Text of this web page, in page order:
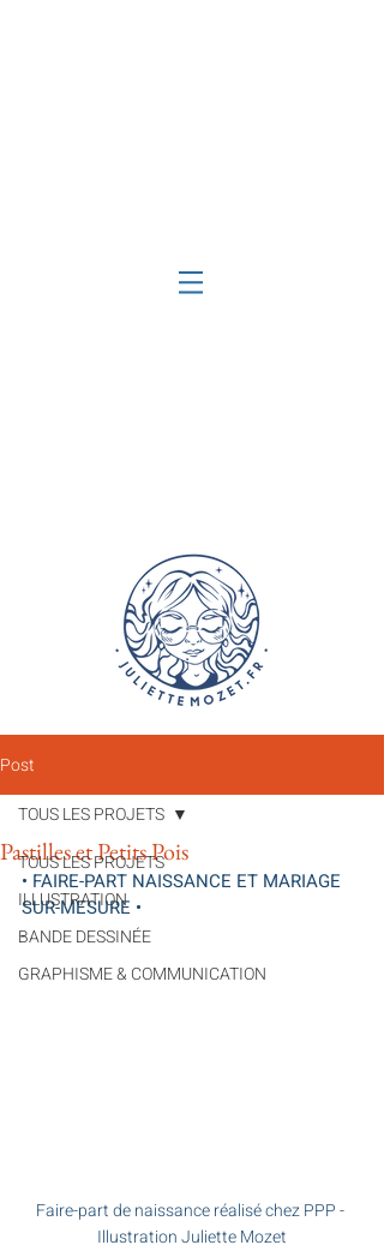
Post
TOUS LES PROJETS
ILLUSTRATION
BANDE DESSINÉE
GRAPHISME & COMMUNICATION
TOUS LES PROJETS
Pastilles et Petits Pois
• FAIRE-PART NAISSANCE ET MARIAGE
SUR-MESURE •
Faire-part de naissance réalisé chez PPP -
Illustration Juliette Mozet